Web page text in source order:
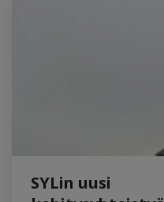
SYLin uusi